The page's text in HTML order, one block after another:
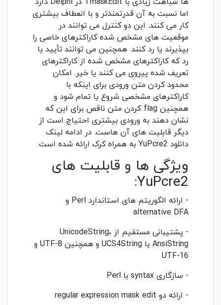
اما نسبت به آن قدرتمندتر و با انعطاف بیشتری
کار می کنند. این دو کنترل می توانند در
موقعیت های مشخص شده کاراکترهای خاصی را
بپذیرند یا رد کنند. همچنین می توانند تأیید یا
رد که کاراکترهای مشخص شده از کاراکترهای
تعریف شده پیروی می کنند یا خیر. امکان
محدود کردن متن ورودی برای اینکه با
کاراکترهای مشخصی شروع یا تمام شود و
همچنین flag کردن متن ناقص برای این که
نشان دهند به ورودی بیشتری احتیاج است از
دیگر قابلیت های آن هاست. در ادامه لینک
دانلود YuPcre2 به همراه کرک ارائه شده است.
ویژگی ها و قابلیت های
YuPcre2:
- ارائه الگوریتم های استاندارد Perl و
alternative DFA
- پشتیبانی مستقیم از UnicodeString،
AnsiString یا UCS4String و همچنین UTF-8 و
UTF-16
- سازگاری syntax با Perl
- ارائه دو regular expression mask edit